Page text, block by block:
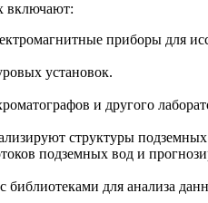
включают:
приборы для
установок.
и другого
структуры
подземных вод и
для анализа